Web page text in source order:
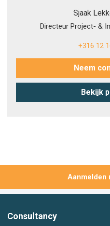
Sjaak
Directeur Project- &
+316 12
Neem
Bekijk
Aanmelden
Consultancy